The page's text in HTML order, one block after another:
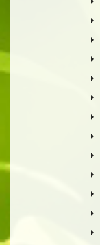
►
►
►
►
►
►
►
►
►
►
►
►